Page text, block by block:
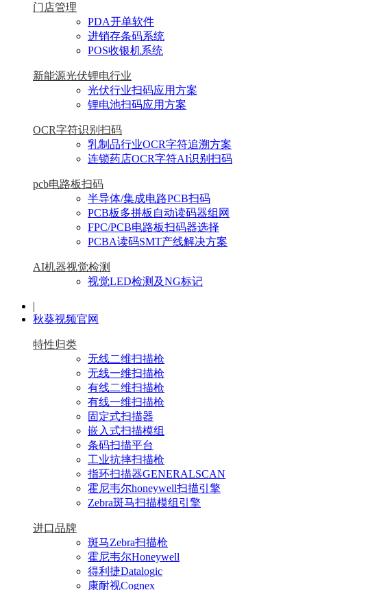
门店管理
PDA开单软件
进销存条码系统
POS收银机系统
新能源光伏锂电行业
光伏行业扫码应用方案
锂电池扫码应用方案
OCR字符识别扫码
乳制品行业OCR字符追溯方案
连锁药店OCR字符AI识别扫码
pcb电路板扫码
半导体/集成电路PCB扫码
PCB板多拼板自动读码器组网
FPC/PCB电路板扫码器选择
PCBA读码SMT产线解决方案
AI机器视觉检测
视觉LED检测及NG标记
|
秋葵视频官网
特性归类
无线二维扫描枪
无线一维扫描枪
有线二维扫描枪
有线一维扫描枪
固定式扫描器
嵌入式扫描模组
条码扫描平台
工业抗摔扫描枪
指环扫描器GENERALSCAN
霍尼韦尔honeywell扫描引擎
Zebra斑马扫描模组引擎
进口品牌
斑马Zebra扫描枪
霍尼韦尔Honeywell
得利捷Datalogic
康耐视Cognex